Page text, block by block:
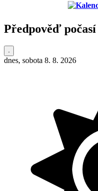
Předpověď počasí
dnes, sobota 8. 8. 2026